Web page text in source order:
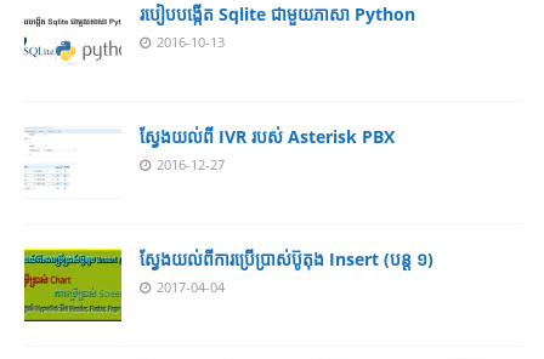
របៀបបង្កើត Sqlite ជាមួយភាសា Python
2016-10-13
ស្វែងយល់ពី IVR របស់ Asterisk PBX
2016-12-27
ស្វែងយល់ពីការប្រើប្រាស់ប៊ូតុង Insert (បន្ត ១)
2017-04-04